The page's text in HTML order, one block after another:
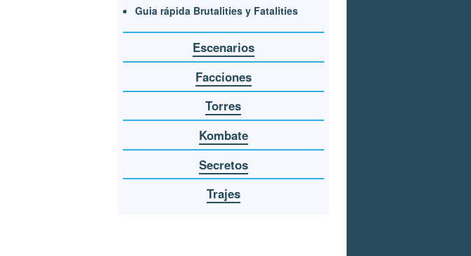
Guia rápida Brutalities y Fatalities
Escenarios
Facciones
Torres
Kombate
Secretos
Trajes